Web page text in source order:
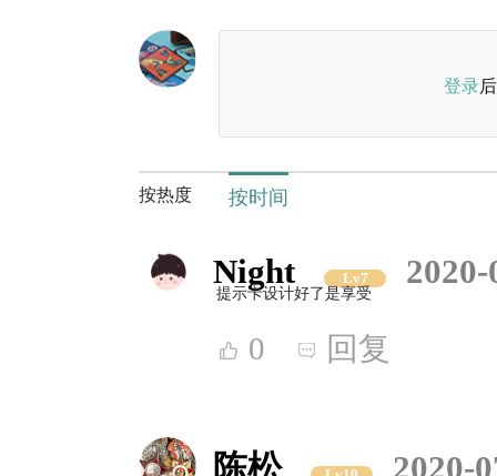
登录
按热度 按时间
Night Lv7
提示卡设计好了是享受
0 回复
陈松 2020-